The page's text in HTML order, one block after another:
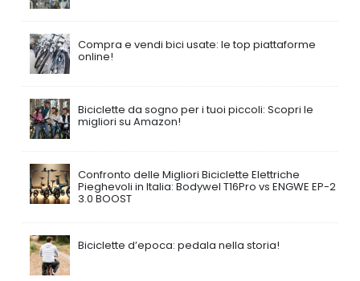
Compra e vendi bici usate: le top piattaforme
online!
Biciclette da sogno per i tuoi piccoli: Scopri le
migliori su Amazon!
Confronto delle Migliori Biciclette Elettriche
Pieghevoli in Italia: Bodywel T16Pro vs ENGWE EP-2
3.0 BOOST
Biciclette d’epoca: pedala nella storia!